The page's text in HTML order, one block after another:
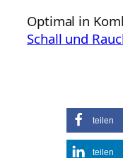
Optimal in
Schall und
teilen
teilen